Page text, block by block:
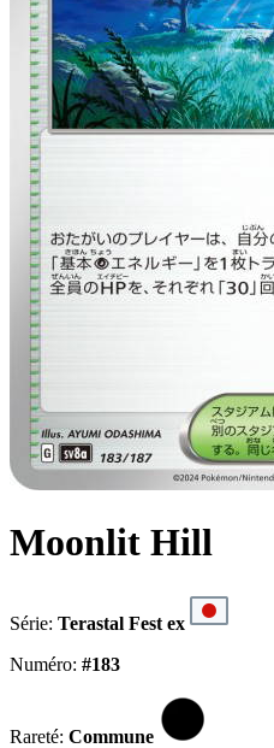
Moonlit Hill
Série: Terastal Fest ex
Numéro: #183
Rareté: Commune